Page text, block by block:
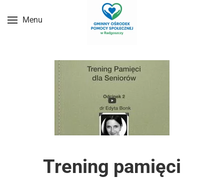
Przejdź do treści głównej
Menu
Trening pamięci